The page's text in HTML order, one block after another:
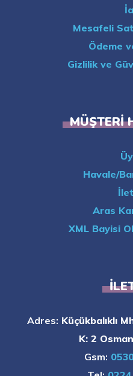
Mesafeli
Ödeme
Gizlilik ve
MÜŞTERI
Havale/
Aras
XML Bayisi
Adres: Küçükbalıklı
K: 2
Gsm: